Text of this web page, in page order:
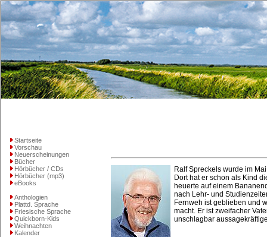
Startseite
Vorschau
Neuerscheinungen
Bücher
Hörbücher / CDs
Hörbücher (mp3)
eBooks
Anthologien
Plattd. Sprache
Friesische Sprache
Quickborn-Kids
Weihnachten
Kalender
Ralf Spreckels wurde im
Dort hat er schon als Kind
heuerte auf einem
nach Lehr- und
Fernweh ist geblieben und
macht. Er ist zweifacher
unschlagbar